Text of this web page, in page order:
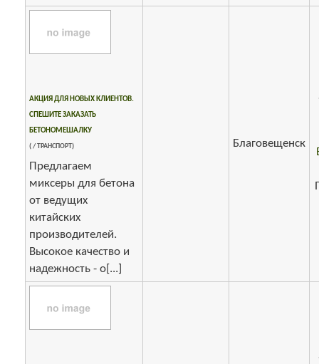
АКЦИЯ ДЛЯ НОВЫХ КЛИЕНТОВ.
СПЕШИТЕ ЗАКАЗАТЬ
БЕТОНОМЕШАЛКУ
( / ТРАНСПОРТ)
Предлагаем
миксеры для бетона
от ведущих
китайских
производителей.
Высокое качество и
надежность - о[...]
Благовещенск